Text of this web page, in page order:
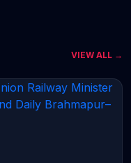
VIEW ALL →